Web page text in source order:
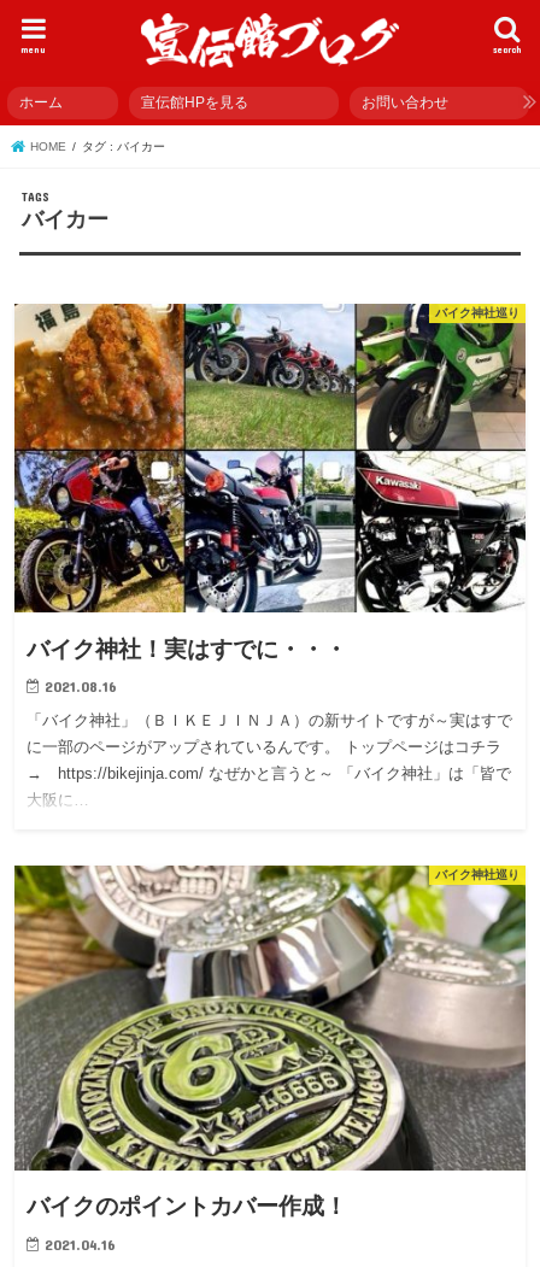
search
menu
ホーム 宣伝館HPを見る お問い合わせ
HOME タグ : バイカー
バイカー
バイク神社巡り
バイク神社！実はすでに・・・
2021.08.16
「バイク神社」（ＢＩＫＥＪＩＮＪＡ）の新サイトですが～実はすで
に一部のページがアップされているんです。 トップページはコチラ
→ https://bikejinja.com/ なぜかと言うと～ 「バイク神社」は「皆で
大阪に…
バイク神社巡り
バイクのポイントカバー作成！
2021.04.16